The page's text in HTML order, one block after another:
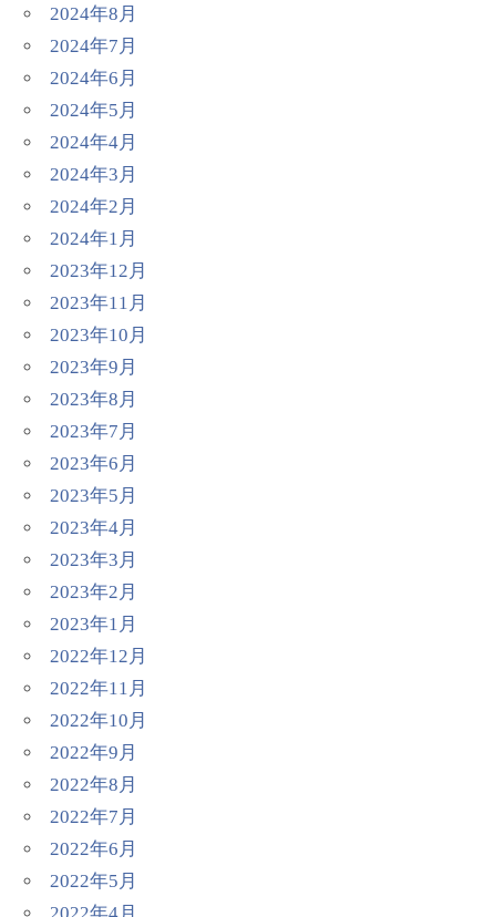
2024年8月
2024年7月
2024年6月
2024年5月
2024年4月
2024年3月
2024年2月
2024年1月
2023年12月
2023年11月
2023年10月
2023年9月
2023年8月
2023年7月
2023年6月
2023年5月
2023年4月
2023年3月
2023年2月
2023年1月
2022年12月
2022年11月
2022年10月
2022年9月
2022年8月
2022年7月
2022年6月
2022年5月